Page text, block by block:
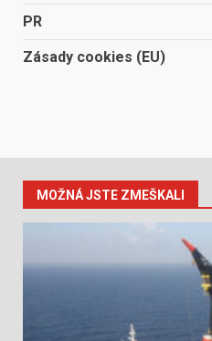
PR
Zásady cookies (EU)
MOŽNÁ JSTE ZMEŠKALI